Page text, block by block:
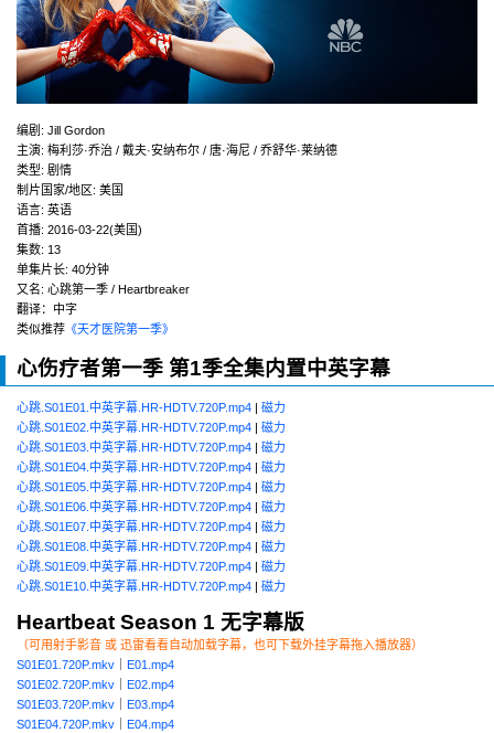
编剧 : Jill Gordon
主演: 梅利莎·乔治 / 戴夫·安纳布尔 / 唐·海尼 / 乔舒华·莱纳德
类型: 剧情
制片国家/地区: 美国
语言: 英语
首播: 2016-03-22(美国)
集数: 13
单集片长: 40分钟
又名: 心跳第一季 / Heartbreaker
翻译：中字
类似推荐 《天才医院第一季》
心伤疗者第一季 第1季全集内置中英字幕
心跳.S01E01.中英字幕.HR-HDTV.720P.mp4
磁力
心跳.S01E02.中英字幕.HR-HDTV.720P.mp4
磁力
心跳.S01E03.中英字幕.HR-HDTV.720P.mp4
磁力
心跳.S01E04.中英字幕.HR-HDTV.720P.mp4
磁力
心跳.S01E05.中英字幕.HR-HDTV.720P.mp4
磁力
心跳.S01E06.中英字幕.HR-HDTV.720P.mp4
磁力
心跳.S01E07.中英字幕.HR-HDTV.720P.mp4
磁力
心跳.S01E08.中英字幕.HR-HDTV.720P.mp4
磁力
心跳.S01E09.中英字幕.HR-HDTV.720P.mp4
磁力
心跳.S01E10.中英字幕.HR-HDTV.720P.mp4
磁力
Heartbeat Season 1 无字幕版
（可用射手影音 或 迅雷看看自动加载字幕，也可下载外挂字幕拖入播放器）
S01E01.720P.mkv
E01.mp4
S01E02.720P.mkv
E02.mp4
S01E03.720P.mkv
E03.mp4
S01E04.720P.mkv
E04.mp4